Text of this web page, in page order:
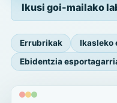
Ikusi goi-mailako
Errubrikak
Ikasleko
Ebidentzia